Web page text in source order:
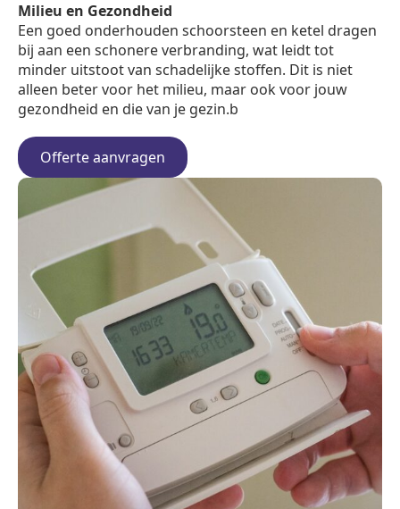
Milieu en Gezondheid
Een goed onderhouden schoorsteen en ketel dragen
bij aan een schonere verbranding, wat leidt tot
minder uitstoot van schadelijke stoffen. Dit is niet
alleen beter voor het milieu, maar ook voor jouw
gezondheid en die van je gezin.b
Offerte aanvragen